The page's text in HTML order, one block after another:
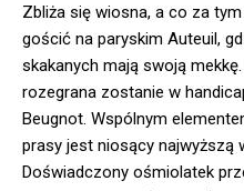
Zbliża się wiosna, a co za
gościć na paryskim Auteuil,
skakanych mają swoją
rozegrana zostanie w
Beugnot. Wspólnym
prasy jest niosący najwyższą
Doświadczony ośmiolatek